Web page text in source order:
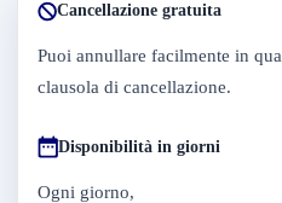
Cancellazione gratuita
Puoi annullare facilmente in
clausola di cancellazione.
Disponibilità in giorni
Ogni giorno,